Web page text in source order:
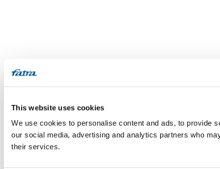
This website uses cookies
We use cookies to personalise content and ads, to provide
our social media, advertising and analytics partners who
their services.